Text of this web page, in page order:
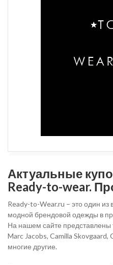
Актуальные
Ready-to-wear.
Ready-to-Wear.ru – это один
модной брендовой одежды в
На нашем сайте представлены
Marc Jacobs, Camilla Skovgaard,
многие другие.